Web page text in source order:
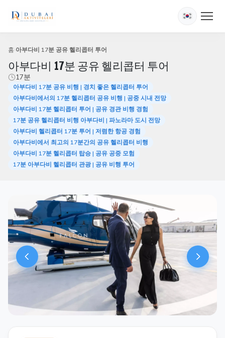
홈 아부다비 17분 공유 헬리콥터 투어
아부다비 17분 공유 헬리콥터 투어
17분
아부다비 17분 공유 비행 | 경치 좋은 헬리콥터 투어
아부다비에서의 17분 헬리콥터 공유 비행 | 공중 시내 전망
아부다비 17분 헬리콥터 투어 | 공유 경관 비행 경험
17분 공유 헬리콥터 비행 아부다비 | 파노라마 도시 전망
아부다비 헬리콥터 17분 투어 | 저렴한 항공 경험
아부다비에서 최고의 17분간의 공유 헬리콥터 비행
아부다비 17분 헬리콥터 탑승 | 공유 공중 모험
17분 아부다비 헬리콥터 관광 | 공유 비행 투어